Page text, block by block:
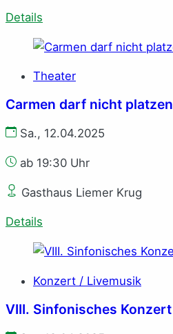
Details
Theater
Carmen darf nicht platzen
Sa., 12.04.2025
ab 19:30 Uhr
Gasthaus Liemer Krug
Details
Konzert / Livemusik
VIII. Sinfonisches Konzert